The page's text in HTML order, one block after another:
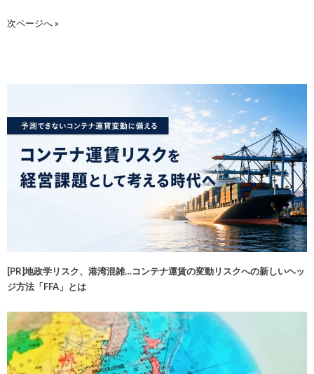
次ページへ »
[PR]地政学リスク、港湾混雑…コンテナ運賃の変動リスクへの新しいヘッ
ジ方法「FFA」とは